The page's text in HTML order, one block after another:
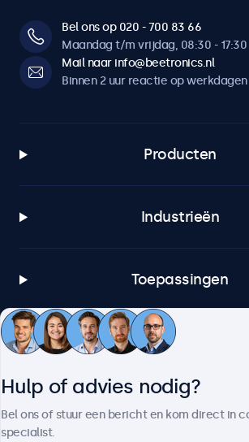
Bel ons op 020 - 700 83 66
Maandag t/m vrijdag, 08:30 - 17:30
Mail naar info@beetronics.nl
Binnen 2 uur reactie op werkdagen
Producten
Industrieën
Toepassingen
Klantenservice
Hulp of advies nodig?
Bel ons of stuur een bericht en kom direct in
specialist.